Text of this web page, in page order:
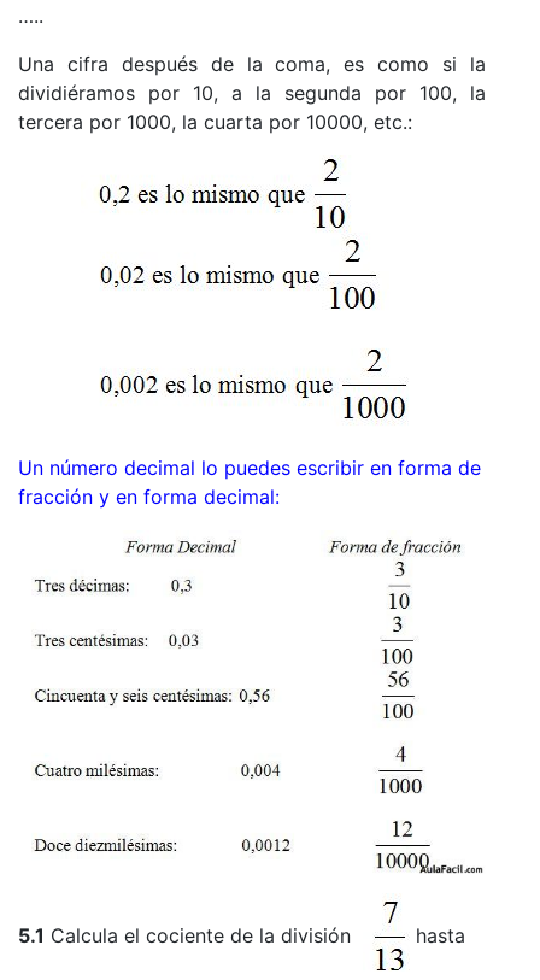
…..
Una cifra después de la coma, es como si la
dividiéramos por 10, a la segunda por 100, la
tercera por 1000, la cuarta por 10000, etc.:
Un número decimal lo puedes escribir en forma de
fracción y en forma decimal:
5.1 Calcula el cociente de la división hasta